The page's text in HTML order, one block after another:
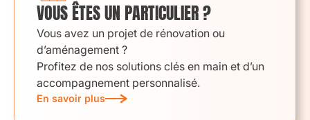
VOUS ÊTES UN PARTICULIER ?
Vous avez un projet de rénovation ou
d’aménagement ?
Profitez de nos solutions clés en main et d’un
accompagnement personnalisé.
En savoir plus